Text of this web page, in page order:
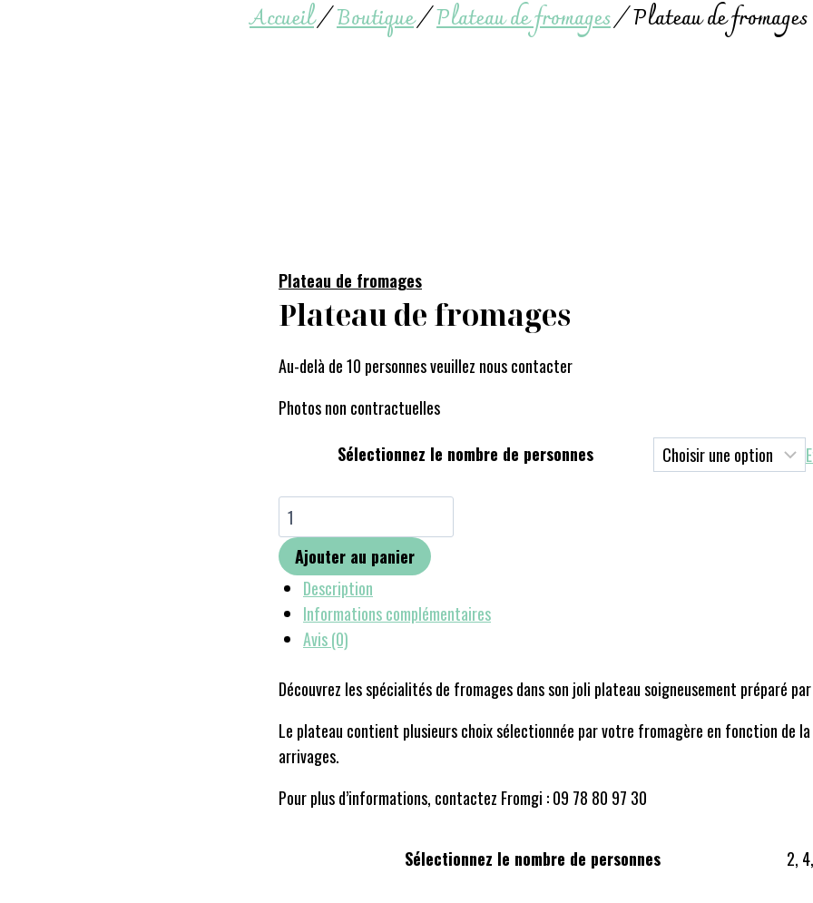
Accueil/Boutique/Plateau de fromages/Plateau de fromages
Plateau de fromages
Plateau de fromages
Au-delà de 10 personnes veuillez nous contacter
Photos non contractuelles
Sélectionnez le nombre de personnes
Ajouter au panier
Description
Informations complémentaires
Avis (0)
Découvrez les spécialités de fromages dans son joli plateau soigneusement préparé
Le plateau contient plusieurs choix sélectionnée par votre fromagère en fonction de
arrivages.
Pour plus d’informations, contactez Fromgi : 09 78 80 97 30
Sélectionnez le nombre de personnes 2,